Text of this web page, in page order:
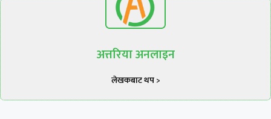
अत्तरिया अनलाइन
लेखकबाट थप >